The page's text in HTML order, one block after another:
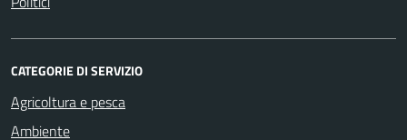
CATEGORIE DI SERVIZIO
Agricoltura e pesca
Ambiente